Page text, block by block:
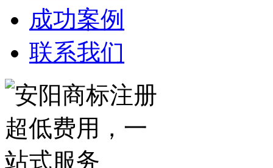
成功案例
联系我们